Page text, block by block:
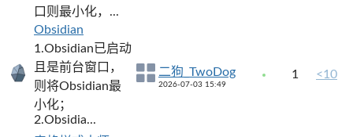
口则最小化，...
Obsidian
1.Obsidian已启动
且是前台窗口，
则将Obsidian最
小化；
2.Obsidia...
二狗_TwoDog
2026-07-03 15:49
1 <10